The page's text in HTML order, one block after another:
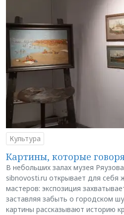
Культура
Картины, которые
В небольших залах музея
sibnovosti.ru открывает для себя
мастеров: экспозиция
заставляя забыть о городском
картины рассказывают историю